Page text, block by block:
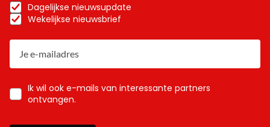
Dagelijkse nieuwsupdate
Wekelijkse nieuwsbrief
Ik wil ook e-mails van interessante partners
ontvangen.